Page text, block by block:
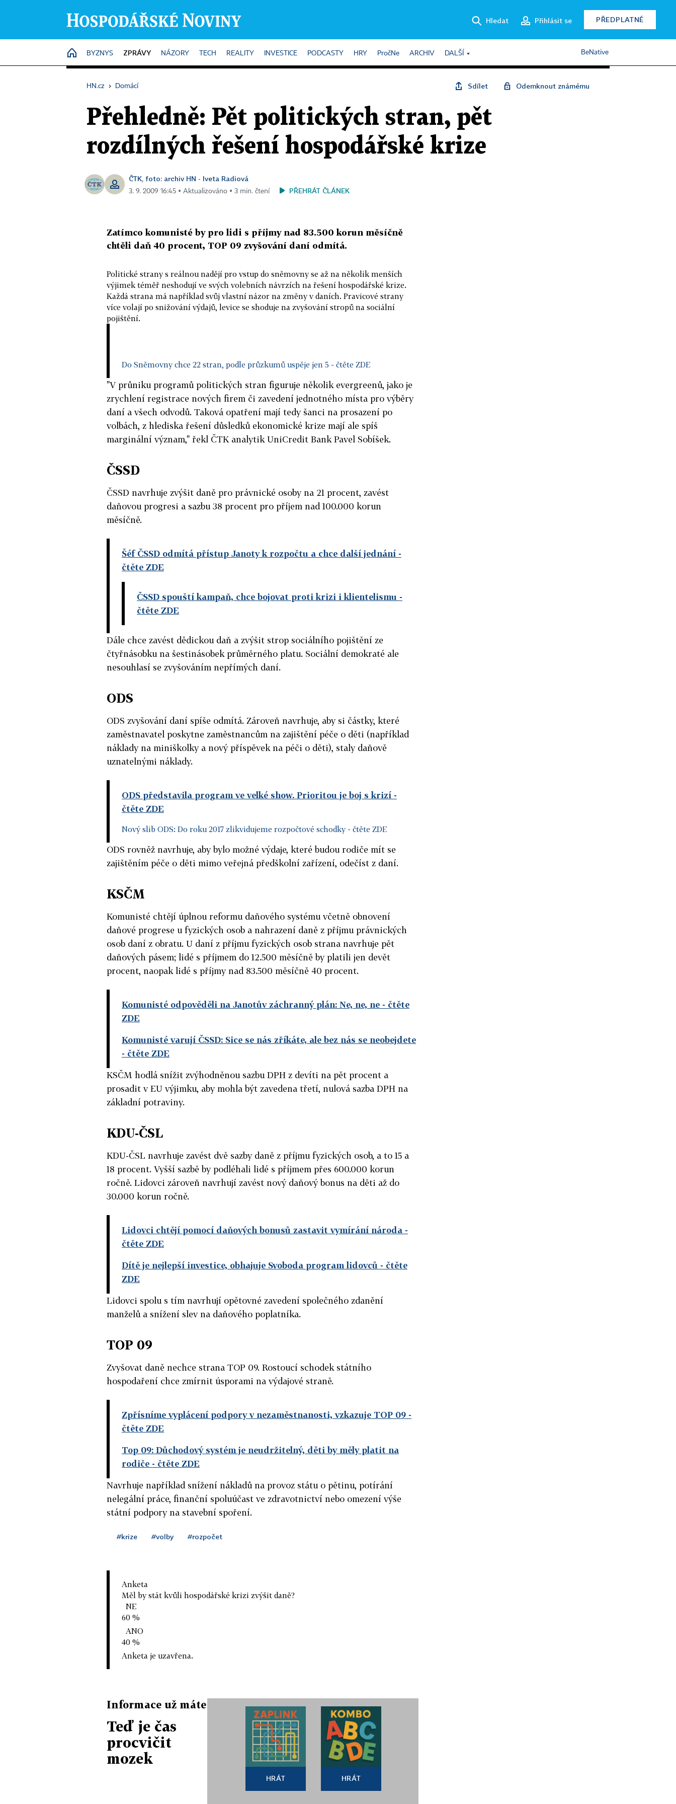
Hledat Přihlásit se PŘEDPLATNÉ
HOME
BYZNYS ZPRÁVY NÁZORY TECH REALITY INVESTICE PODCASTY HRY PročNe ARCHIV DALŠÍ BeNative
HN.cz › Domácí Sdílet Odemknout známému
Přehledně: Pět politických stran, pět
rozdílných řešení hospodářské krize
ČTK, foto: archiv HN - Iveta Radiová
3. 9. 2009 16:45 ▪ Aktualizováno ▪ 3 min. čtení PŘEHRÁT ČLÁNEK
Zatímco komunisté by pro lidi s příjmy nad 83.500 korun měsíčně
chtěli daň 40 procent, TOP 09 zvyšování daní odmítá.
Politické strany s reálnou nadějí pro vstup do sněmovny se až na několik menších
výjimek téměř neshodují ve svých volebních návrzích na řešení hospodářské krize.
Každá strana má například svůj vlastní názor na změny v daních. Pravicové strany
více volají po snižování výdajů, levice se shoduje na zvyšování stropů na sociální
pojištění.
Do Sněmovny chce 22 stran, podle průzkumů uspěje jen 5 - čtěte ZDE
"V průniku programů politických stran figuruje několik evergreenů, jako je
zrychlení registrace nových firem či zavedení jednotného místa pro výběry
daní a všech odvodů. Taková opatření mají tedy šanci na prosazení po
volbách, z hlediska řešení důsledků ekonomické krize mají ale spíš
marginální význam," řekl ČTK analytik UniCredit Bank Pavel Sobíšek.
ČSSD
ČSSD navrhuje zvýšit daně pro právnické osoby na 21 procent, zavést
daňovou progresi a sazbu 38 procent pro příjem nad 100.000 korun
měsíčně.
Šéf ČSSD odmítá přístup Janoty k rozpočtu a chce další jednání -
čtěte ZDE
ČSSD spouští kampaň, chce bojovat proti krizi i klientelismu -
čtěte ZDE
Dále chce zavést dědickou daň a zvýšit strop sociálního pojištění ze
čtyřnásobku na šestinásobek průměrného platu. Sociální demokraté ale
nesouhlasí se zvyšováním nepřímých daní.
ODS
ODS zvyšování daní spíše odmítá. Zároveň navrhuje, aby si částky, které
zaměstnavatel poskytne zaměstnancům na zajištění péče o děti (například
náklady na miniškolky a nový příspěvek na péči o děti), staly daňově
uznatelnými náklady.
ODS představila program ve velké show. Prioritou je boj s krizí -
čtěte ZDE
Nový slib ODS: Do roku 2017 zlikvidujeme rozpočtové schodky- čtěte ZDE
ODS rovněž navrhuje, aby bylo možné výdaje, které budou rodiče mít se
zajištěním péče o děti mimo veřejná předškolní zařízení, odečíst z daní.
KSČM
Komunisté chtějí úplnou reformu daňového systému včetně obnovení
daňové progrese u fyzických osob a nahrazení daně z příjmu právnických
osob daní z obratu. U daní z příjmu fyzických osob strana navrhuje pět
daňových pásem; lidé s příjmem do 12.500 měsíčně by platili jen devět
procent, naopak lidé s příjmy nad 83.500 měsíčně 40 procent.
Komunisté odpověděli na Janotův záchranný plán: Ne, ne, ne - čtěte
ZDE
Komunisté varují ČSSD: Sice se nás zříkáte, ale bez nás se neobejdete
- čtěte ZDE
KSČM hodlá snížit zvýhodněnou sazbu DPH z devíti na pět procent a
prosadit v EU výjimku, aby mohla být zavedena třetí, nulová sazba DPH na
základní potraviny.
KDU-ČSL
KDU-ČSL navrhuje zavést dvě sazby daně z příjmu fyzických osob, a to 15 a
18 procent. Vyšší sazbě by podléhali lidé s příjmem přes 600.000 korun
ročně. Lidovci zároveň navrhují zavést nový daňový bonus na děti až do
30.000 korun ročně.
Lidovci chtějí pomocí daňových bonusů zastavit vymírání národa -
čtěte ZDE
Dítě je nejlepší investice, obhajuje Svoboda program lidovců - čtěte
ZDE
Lidovci spolu s tím navrhují opětovné zavedení společného zdanění
manželů a snížení slev na daňového poplatníka.
TOP 09
Zvyšovat daně nechce strana TOP 09. Rostoucí schodek státního
hospodaření chce zmírnit úsporami na výdajové straně.
Zpřísníme vyplácení podpory v nezaměstnanosti, vzkazuje TOP 09 -
čtěte ZDE
Top 09: Důchodový systém je neudržitelný, děti by měly platit na
rodiče - čtěte ZDE
Navrhuje například snížení nákladů na provoz státu o pětinu, potírání
nelegální práce, finanční spoluúčast ve zdravotnictví nebo omezení výše
státní podpory na stavební spoření.
#krize #volby #rozpočet
Anketa
Měl by stát kvůli hospodářské krizi zvýšit daně?
NE
60 %
ANO
40 %
Anketa je uzavřena.
Informace už máte
Teď je čas
procvičit
mozek
HRÁT HRÁT